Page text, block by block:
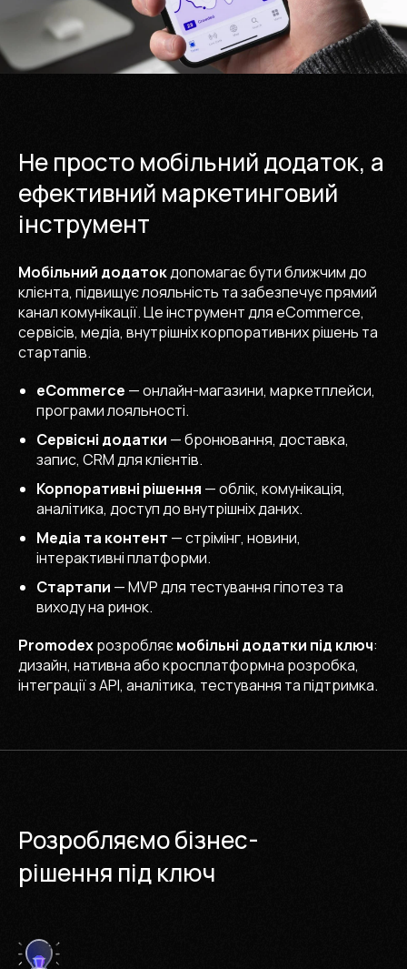
Не просто мобільний додаток, а
ефективний маркетинговий
інструмент
Мобільний додатокдопомагає бути ближчим до
клієнта, підвищує лояльність та забезпечує прямий
канал комунікації. Це інструмент для eCommerce,
сервісів, медіа, внутрішніх корпоративних рішень та
стартапів.
eCommerce — онлайн-магазини, маркетплейси,
програми лояльності.
Сервісні додатки — бронювання, доставка,
запис, CRM для клієнтів.
Корпоративні рішення — облік, комунікація,
аналітика, доступ до внутрішніх даних.
Медіа та контент — стрімінг, новини,
інтерактивні платформи.
Стартапи — MVP для тестування гіпотез та
виходу на ринок.
Promodexрозробляємобільні додатки під ключ:
дизайн, нативна або кросплатформна розробка,
інтеграції з API, аналітика, тестування та підтримка.
Розробляємо бізнес-
рішення під ключ